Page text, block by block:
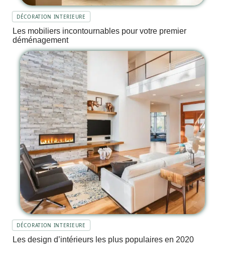
DÉCORATION INTERIEURE
Les mobiliers incontournables pour votre premier
déménagement
DÉCORATION INTERIEURE
Les design d’intérieurs les plus populaires en 2020